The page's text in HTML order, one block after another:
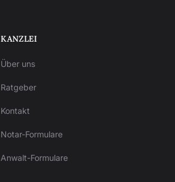
KANZLEI
Über uns
Ratgeber
Kontakt
Notar-Formulare
Anwalt-Formulare